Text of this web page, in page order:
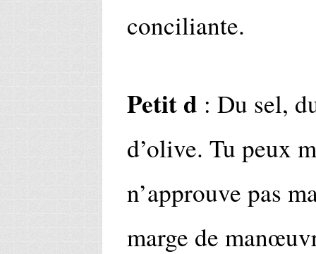
conciliante.
Petit d : Du sel,
d’olive. Tu peux
n’approuve pas
marge de